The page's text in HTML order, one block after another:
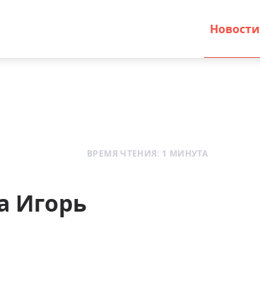
Новости
ВРЕМЯ ЧТЕНИЯ: 1 МИНУТА
Игорь